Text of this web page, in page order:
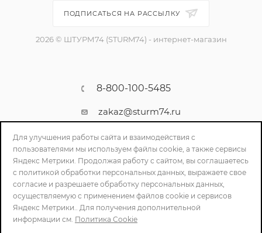
ПОДПИСАТЬСЯ НА РАССЫЛКУ
2026 © ШТУРМ74 (STURM74) - интернет-магазин
8-800-100-5485
zakaz@sturm74.ru
г. Челябинск, ул. Стартовая 34/1
Для улучшения работы сайта и взаимодействия с
пользователями мы используем файлы cookie, а также сервисы
Яндекс Метрики. Продолжая работу с сайтом, вы соглашаетесь
с политикой обработки персональных данных, выражаете свое
согласие и разрешаете обработку персональных данных,
осуществляемую с применением файлов cookie и сервисов
Яндекс Метрики.. Для получения дополнительной
информации см. Политика Cookie